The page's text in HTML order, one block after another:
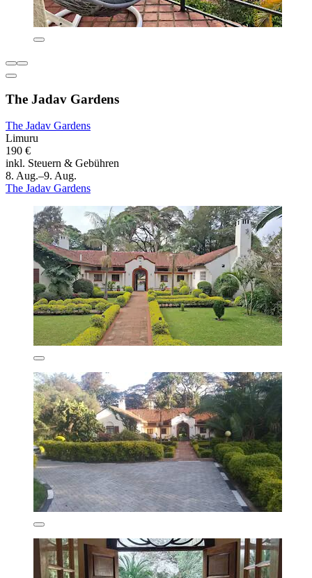
The Jadav Gardens
The Jadav Gardens
Limuru
190 €
inkl. Steuern & Gebühren
8. Aug.–9. Aug.
The Jadav Gardens